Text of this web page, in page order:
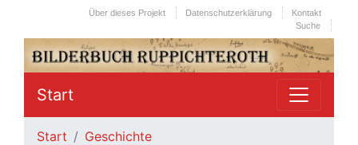
Kontakt
Datenschutzerklärung
Über dieses Projekt
Suche
Start
Start
Geschichte